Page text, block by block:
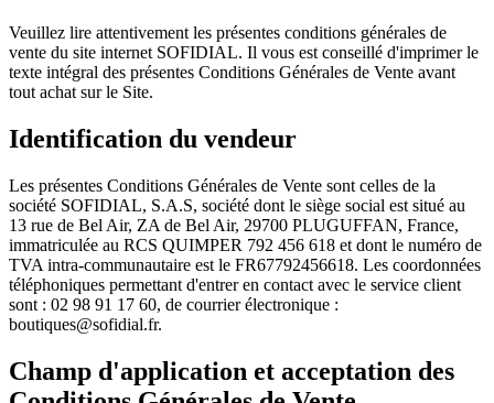
Veuillez lire attentivement les présentes conditions générales de
vente du site internet SOFIDIAL. Il vous est conseillé d'imprimer le
texte intégral des présentes Conditions Générales de Vente avant
tout achat sur le Site.
Identification du vendeur
Les présentes Conditions Générales de Vente sont celles de la
société SOFIDIAL, S.A.S, société dont le siège social est situé au
13 rue de Bel Air, ZA de Bel Air, 29700 PLUGUFFAN, France,
immatriculée au RCS QUIMPER 792 456 618 et dont le numéro de
TVA intra-communautaire est le FR67792456618. Les coordonnées
téléphoniques permettant d'entrer en contact avec le service client
sont : 02 98 91 17 60, de courrier électronique :
boutiques@sofidial.fr.
Champ d'application et acceptation des